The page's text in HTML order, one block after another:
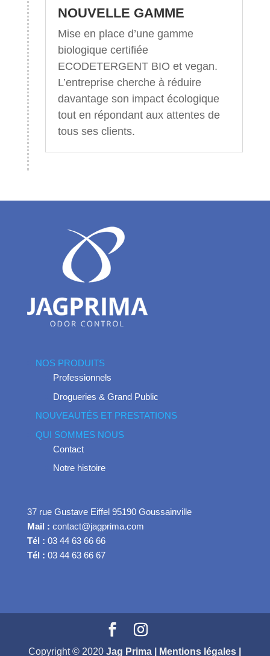
NOUVELLE GAMME
Mise en place d’une gamme
biologique certifiée
ECODETERGENT BIO et vegan.
L’entreprise cherche à réduire
davantage son impact écologique
tout en répondant aux attentes de
tous ses clients.
NOS PRODUITS
Professionnels
Drogueries & Grand Public
NOUVEAUTÉS ET PRESTATIONS
QUI SOMMES NOUS
Contact
Notre histoire
37 rue Gustave Eiffel 95190 Goussainville
Mail : contact@jagprima.com
Tél : 03 44 63 66 66
Tél : 03 44 63 66 67
Copyright © 2020Jag Prima | Mentions légales